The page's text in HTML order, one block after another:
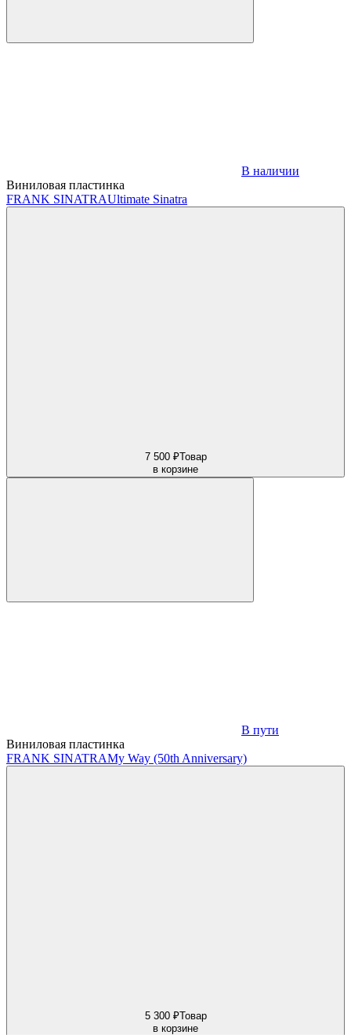
В наличии
Виниловая пластинка
FRANK SINATRAUltimate Sinatra
7 500 ₽Товар
в корзине
В пути
Виниловая пластинка
FRANK SINATRAMy Way (50th Anniversary)
5 300 ₽Товар
в корзине